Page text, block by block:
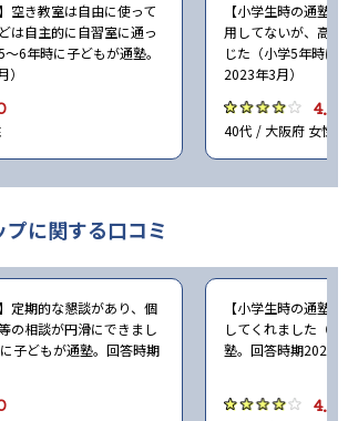
空き教室は自由に使って
は自主的に自習室に通っ
6年時に子どもが通塾。
【小学生時の通塾
用してないが、高
じた（小学5年時に
2023年3月）
4.0
40代 / 大阪府 女性
プに関する口コミ
定期的な懇談があり、個
の相談が円滑にできまし
子どもが通塾。回答時期
【小学生時の通塾
してくれました（
塾。回答時期2023
4.0